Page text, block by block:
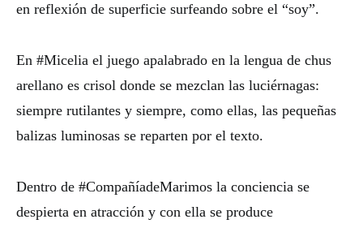
en reflexión de superficie surfeando sobre el “soy”.
En #Micelia el juego apalabrado en la lengua de chus
arellano es crisol donde se mezclan las luciérnagas:
siempre rutilantes y siempre, como ellas, las pequeñas
balizas luminosas se reparten por el texto.
Dentro de #CompañíadeMarimos la conciencia se
despierta en atracción y con ella se produce